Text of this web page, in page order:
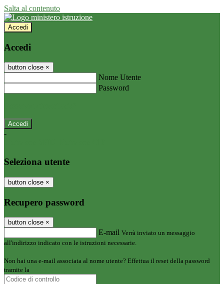
Salta al contenuto
Accedi
Accedi
button close ×
Nome Utente
Password
-
Seleziona utente
button close ×
Recupero password
button close ×
E-mail Verrà inviato un messaggio
all'indirizzo indicato con le istruzioni necessarie.
Non hai una e-mail associata al nome utente? Effettua il reset della password
tramite la